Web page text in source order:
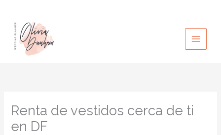
contenido
Renta de vestidos cerca de ti
en DF